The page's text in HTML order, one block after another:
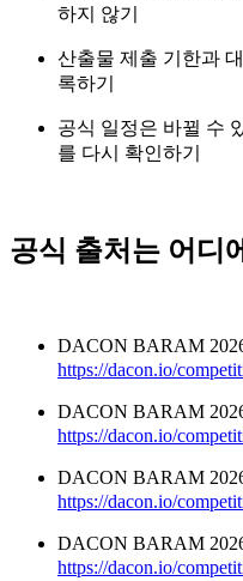
하지 않기
산출물 제출 기한과
록하기
공식 일정은 바뀔 수
를 다시 확인하기
공식 출처는 어디
DACON BARAM
https://dacon.io/
DACON BARAM
https://dacon.io/
DACON BARAM
https://dacon.io/
DACON BARAM
https://dacon.io/